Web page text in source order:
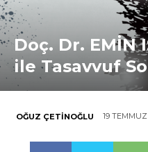
Doç. Dr. EMİN
ile Tasavvuf
OĞUZ ÇETINOĞLU 19 TEMMUZ